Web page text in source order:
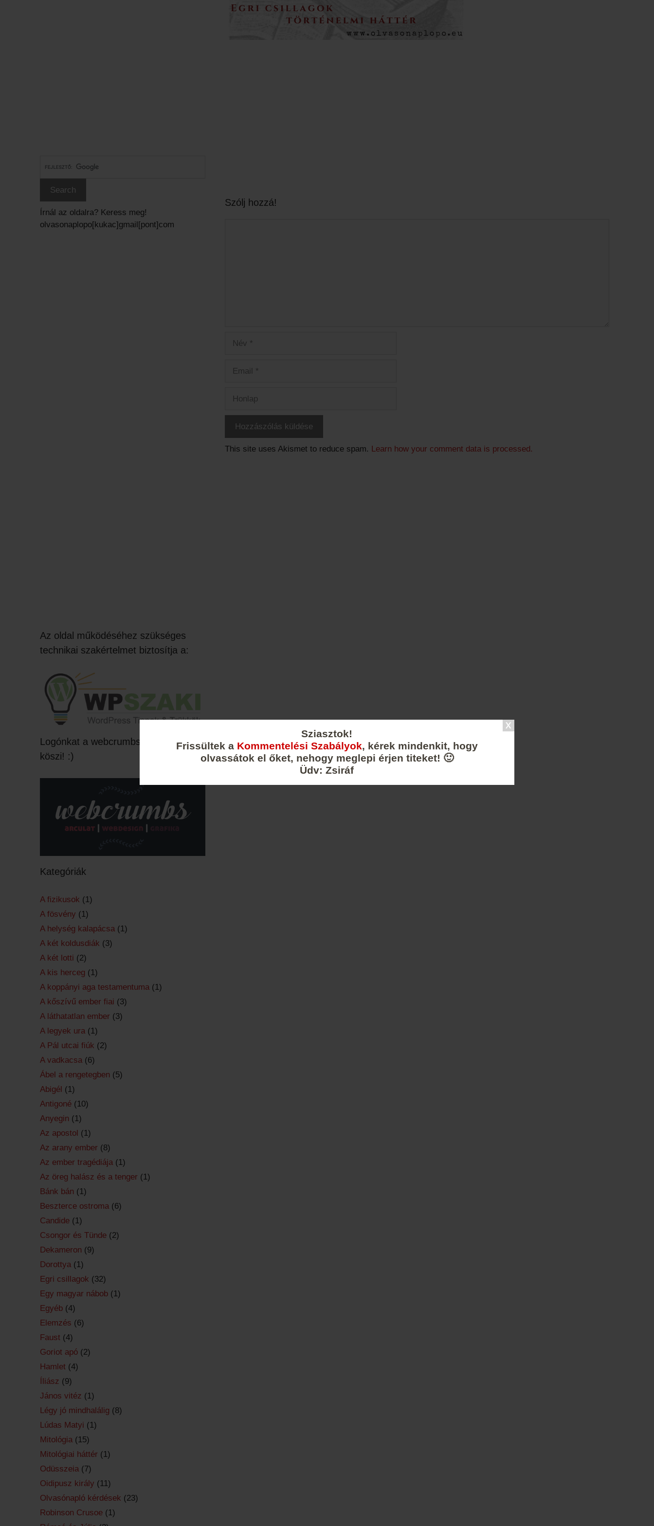
Sziasztok!
Frissültek a Kommentelési Szabályok, kérek mindenkit, hogy
olvassátok el őket, nehogy meglepi érjen titeket! 🙂
Üdv: Zsiráf
Szólj hozzá!
This site uses Akismet to reduce spam. Learn how your comment data is processed.
Írnál az oldalra? Keress meg!
olvasonaplopo[kukac]gmail[pont]com
Az oldal működéséhez szükséges
technikai szakértelmet biztosítja a:
Logónkat a webcrumbs készítette,
köszi! :)
Kategóriák
A fizikusok (1)
A fösvény (1)
A helység kalapácsa (1)
A két koldusdiák (3)
A két lotti (2)
A kis herceg (1)
A koppányi aga testamentuma (1)
A kőszívű ember fiai (3)
A láthatatlan ember (3)
A legyek ura (1)
A Pál utcai fiúk (2)
A vadkacsa (6)
Ábel a rengetegben (5)
Abigél (1)
Antigoné (10)
Anyegin (1)
Az apostol (1)
Az arany ember (8)
Az ember tragédiája (1)
Az öreg halász és a tenger (1)
Bánk bán (1)
Beszterce ostroma (6)
Candide (1)
Csongor és Tünde (2)
Dekameron (9)
Dorottya (1)
Egri csillagok (32)
Egy magyar nábob (1)
Egyéb (4)
Elemzés (6)
Faust (4)
Goriot apó (2)
Hamlet (4)
Íliász (9)
János vitéz (1)
Légy jó mindhalálig (8)
Lúdas Matyi (1)
Mitológia (15)
Mitológiai háttér (1)
Odüsszeia (7)
Oidipusz király (11)
Olvasónapló kérdések (23)
Robinson Crusoe (1)